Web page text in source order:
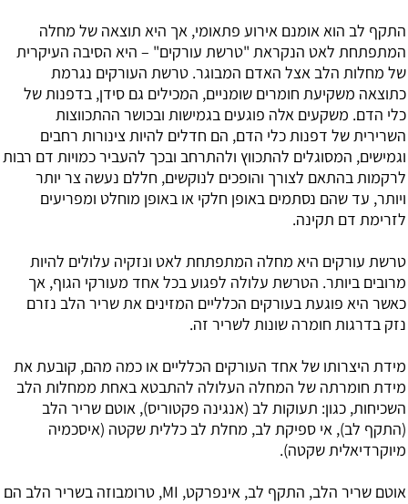
התקף לב הוא אומנם אירוע פתאומי, אך היא תוצאה של מחלה
המתפתחת לאט הנקראת "טרשת עורקים" – היא הסיבה העיקרית
של מחלות הלב אצל האדם המבוגר. טרשת העורקים נגרמת
כתוצאה משקיעת חומרים שומניים, המכילים גם סידן, בדפנות של
כלי הדם. משקעים אלה פוגעים בגמישות ובכושר ההתכווצות
השרירית של דפנות כלי הדם, הם חדלים להיות צינורות רחבים
וגמישים, המסוגלים להתכווץ ולהתרחב ובכך להעביר כמויות דם רבות
לרקמות בהתאם לצורך והופכים לנוקשים, חללם נעשה צר יותר
ויותר, עד שהם נסתמים באופן חלקי או באופן מוחלט ומפריעים
לזרימת דם תקינה.
טרשת עורקים היא מחלה המתפתחת לאט ונזקיה עלולים להיות
מרובים ביותר. הטרשת עלולה לפגוע בכל אחד מעורקי הגוף, אך
כאשר היא פוגעת בעורקים הכלליים המזינים את שריר הלב נזרם
נזק בדרגות חומרה שונות לשריר זה.
מידת היצרותו של אחד העורקים הכלליים או כמה מהם, קובעת את
מידת חומרתה של המחלה העלולה להתבטא באחת ממחלות הלב
השכיחות, כגון: תעוקות לב (אנגינה פקטוריס), אוטם שריר הלב
(התקף לב), אי ספיקת לב, מחלת לב כללית שקטה (איסכמיה
מיוקרדיאלית שקטה).
אוטם שריר הלב, התקף לב, אינפרקט, MI, טרומבוזה בשריר הלב הם